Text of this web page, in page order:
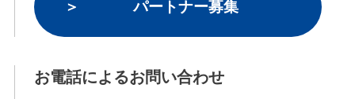
パートナー募集
お電話によるお問い合わせ